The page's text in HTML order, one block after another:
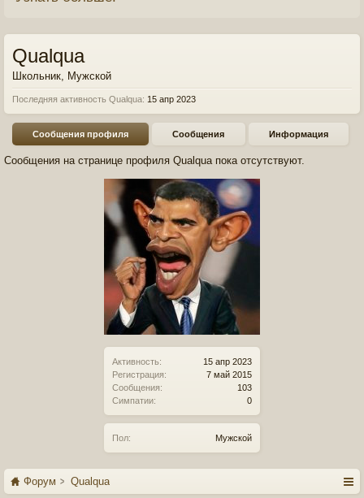
Активность:
15 апр 2023
Регистрация:
7 май 2015
Сообщения:
103
Симпатии:
0
Пол: Мужской
Qualqua
Школьник, Мужской
Последняя активность Qualqua: 15 апр 2023
Сообщения профиля Сообщения Информация
Сообщения на странице профиля Qualqua пока отсутствуют.
Форум Qualqua